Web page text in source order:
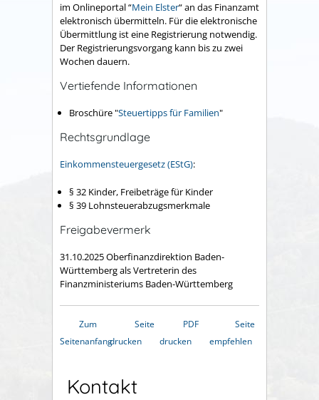
im Onlineportal “Mein Elster“ an das Finanzamt
elektronisch übermitteln. Für die elektronische
Übermittlung ist eine Registrierung notwendig.
Der Registrierungsvorgang kann bis zu zwei
Wochen dauern.
Vertiefende Informationen
Broschüre "Steuertipps für Familien"
Rechtsgrundlage
Einkommensteuergesetz (EStG):
§ 32 Kinder, Freibeträge für Kinder
§ 39 Lohnsteuerabzugsmerkmale
Freigabevermerk
31.10.2025Oberfinanzdirektion Baden-
Württemberg als Vertreterin des
Finanzministeriums Baden-Württemberg
Zum
Seitenanfang
Seite
drucken
PDF
drucken
Seite
empfehlen
Kontakt